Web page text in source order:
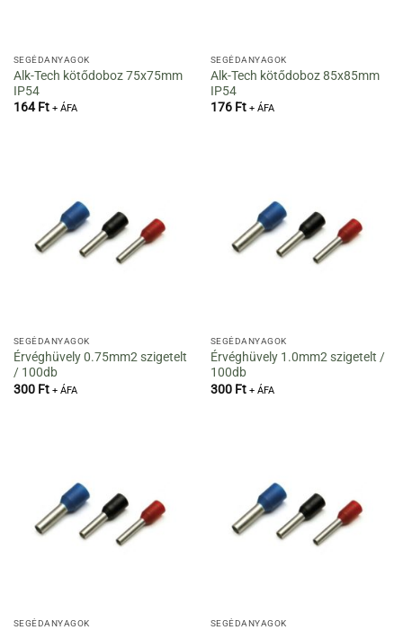
SEGÉDANYAGOK
Alk-Tech kötődoboz 75x75mm
IP54
164Ft + ÁFA
SEGÉDANYAGOK
Alk-Tech kötődoboz 85x85mm
IP54
176 Ft + ÁFA
SEGÉDANYAGOK
Érvéghüvely 0.75mm2 szigetelt
/ 100db
300 Ft + ÁFA
SEGÉDANYAGOK
Érvéghüvely 1.0mm2 szigetelt /
100db
300 Ft + ÁFA
SEGÉDANYAGOK SEGÉDANYAGOK